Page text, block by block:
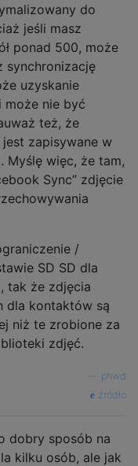
do
jeśli masz
ponad 500, może
synchronizację
uzyskanie
może nie być
też, że
zapisywane w
więc, że tam,
Sync” zdjęcie
/
SD SD dla
tak że zdjęcia
dla kontaktów są
niż te zrobione za
zdjęć.
phwd
źródło
dobry sposób na
kilku osób, ale jak